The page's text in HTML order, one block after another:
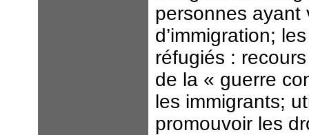
personnes ayant
d’immigration;
réfugiés :
de la « guerre
les immigrants;
promouvoir les